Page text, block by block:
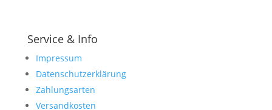
Service & Info
Impressum
Datenschutzerklärung
Zahlungsarten
Versandkosten